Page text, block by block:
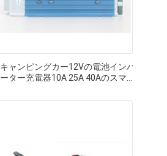
キャンピングカー12Vの電池インバ
ーター充電器10A 25A 40Aのスマー